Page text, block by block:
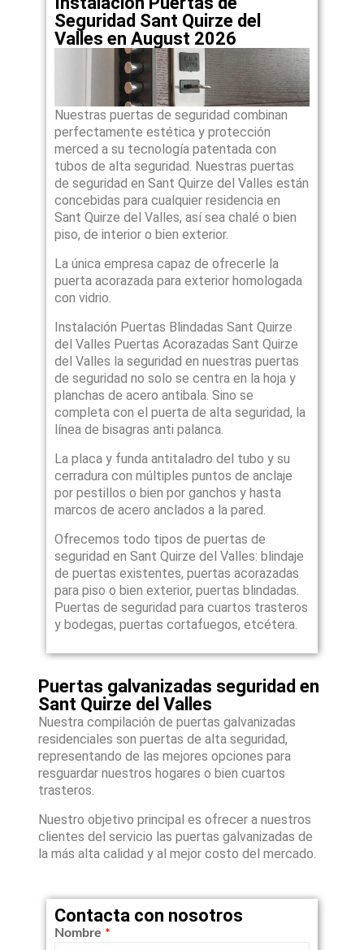
Seguridad Sant Quirze del
Valles en August 2026
Nuestras puertas de seguridad combinan
perfectamente estética y protección
merced a su tecnología patentada con
tubos de alta seguridad. Nuestras puertas
de seguridad en Sant Quirze del Valles están
concebidas para cualquier residencia en
Sant Quirze del Valles, así sea chalé o bien
piso, de interior o bien exterior.
La única empresa capaz de ofrecerle la
puerta acorazada para exterior homologada
con vidrio.
Instalación Puertas Blindadas Sant Quirze
del Valles Puertas Acorazadas Sant Quirze
del Valles la seguridad en nuestras puertas
de seguridad no solo se centra en la hoja y
planchas de acero antibala. Sino se
completa con el puerta de alta seguridad, la
línea de bisagras anti palanca.
La placa y funda antitaladro del tubo y su
cerradura con múltiples puntos de anclaje
por pestillos o bien por ganchos y hasta
marcos de acero anclados a la pared.
Ofrecemos todo tipos de puertas de
seguridad en Sant Quirze del Valles: blindaje
de puertas existentes, puertas acorazadas
para piso o bien exterior, puertas blindadas.
Puertas de seguridad para cuartos trasteros
y bodegas, puertas cortafuegos, etcétera.
Puertas galvanizadas seguridad en
Sant Quirze del Valles
Nuestra compilación de puertas galvanizadas
residenciales son puertas de alta seguridad,
representando de las mejores opciones para
resguardar nuestros hogares o bien cuartos
trasteros.
Nuestro objetivo principal es ofrecer a nuestros
clientes del servicio las puertas galvanizadas de
la más alta calidad y al mejor costo del mercado.
Contacta con nosotros
Nombre *